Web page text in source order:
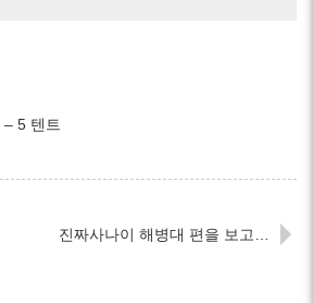
5 텐트
진짜사나이 해병대 편을 보고…